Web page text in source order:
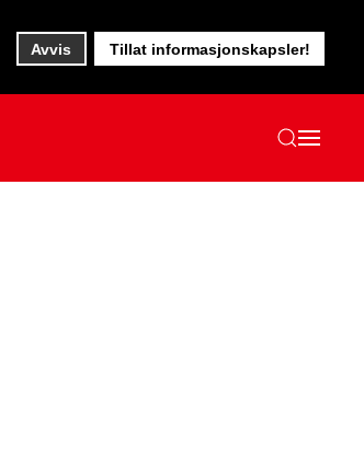
Avvis Tillat informasjonskapsler!